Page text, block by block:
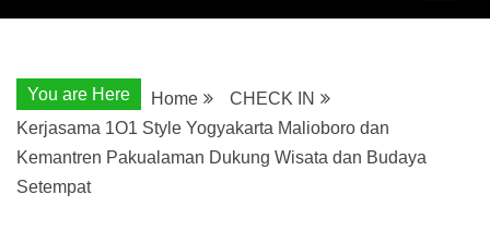
You are Here Home
CHECK IN
Kerjasama 1O1 Style Yogyakarta Malioboro dan
Kemantren Pakualaman Dukung Wisata dan Budaya
Setempat